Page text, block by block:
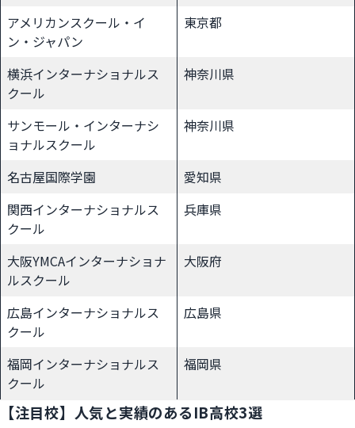
アメリカンスクール・イ
ン・ジャパン
東京都
横浜インターナショナルス
クール
神奈川県
サンモール・インターナシ
ョナルスクール
神奈川県
名古屋国際学園
愛知県
関西インターナショナルス
クール
兵庫県
大阪YMCAインターナショナ
ルスクール
大阪府
広島インターナショナルス
クール
広島県
福岡インターナショナルス
クール
福岡県
【注目校】人気と実績のあるIB高校3選